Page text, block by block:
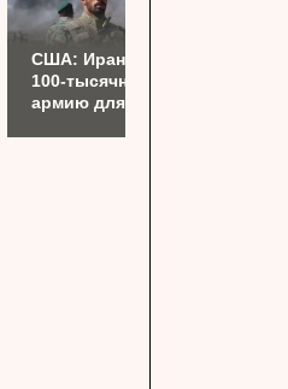
США: Иран готовит
100-тысячную
армию для Украины